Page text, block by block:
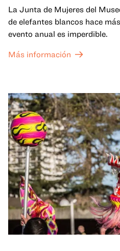
La Junta de Mujeres del
de elefantes blancos hace
evento anual es imperdible.
Más información